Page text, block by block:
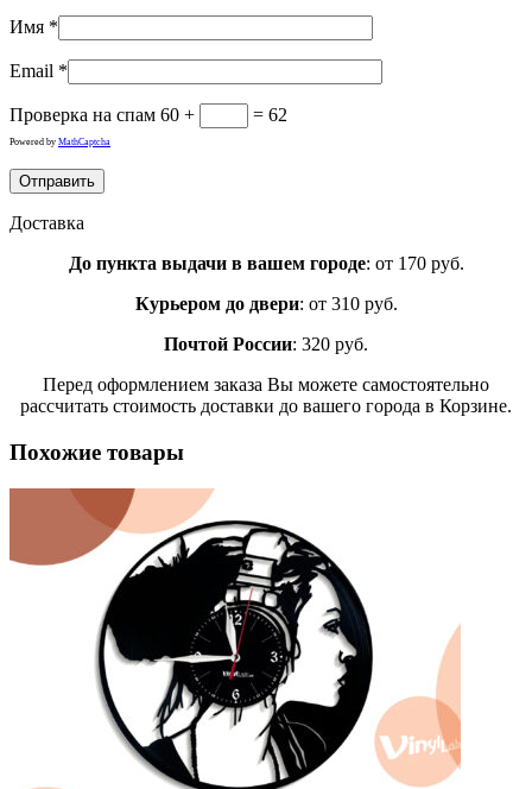
Имя *
Email *
Проверка на спам 60 + = 62
Powered by MathCaptcha
Доставка
До пункта выдачи в вашем городе: от 170 руб.
Курьером до двери: от 310 руб.
Почтой России: 320 руб.
Перед оформлением заказа Вы можете самостоятельно
рассчитать стоимость доставки до вашего города в Корзине.
Похожие товары